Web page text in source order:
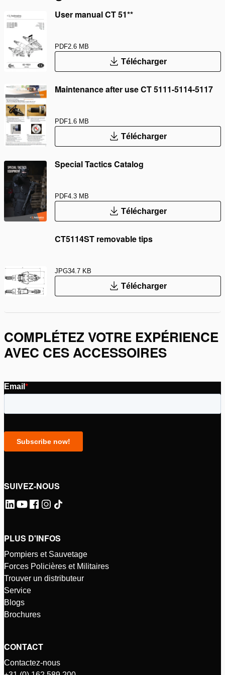
User manual CT 51**
PDF2.6 MB
Télécharger
Maintenance after use CT 5111-5114-5117
PDF1.6 MB
Télécharger
Special Tactics Catalog
PDF4.3 MB
Télécharger
CT5114ST removable tips
JPG34.7 KB
Télécharger
COMPLÉTEZ VOTRE EXPÉRIENCE
AVEC CES ACCESSOIRES
SUIVEZ-NOUS
PLUS D'INFOS
Pompiers et Sauvetage
Forces Policières et Militaires
Trouver un distributeur
Service
Blogs
Brochures
CONTACT
Contactez-nous